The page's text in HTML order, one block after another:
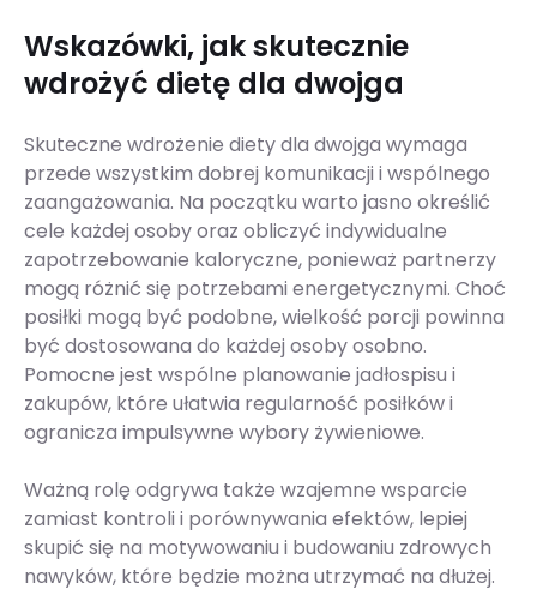
Wskazówki, jak skutecznie
wdrożyć dietę dla dwojga
Skuteczne wdrożenie diety dla dwojga wymaga
przede wszystkim dobrej komunikacji i wspólnego
zaangażowania. Na początku warto jasno określić
cele każdej osoby oraz obliczyć indywidualne
zapotrzebowanie kaloryczne, ponieważ partnerzy
mogą różnić się potrzebami energetycznymi. Choć
posiłki mogą być podobne, wielkość porcji powinna
być dostosowana do każdej osoby osobno.
Pomocne jest wspólne planowanie jadłospisu i
zakupów, które ułatwia regularność posiłków i
ogranicza impulsywne wybory żywieniowe.
Ważną rolę odgrywa także wzajemne wsparcie
zamiast kontroli i porównywania efektów, lepiej
skupić się na motywowaniu i budowaniu zdrowych
nawyków, które będzie można utrzymać na dłużej.